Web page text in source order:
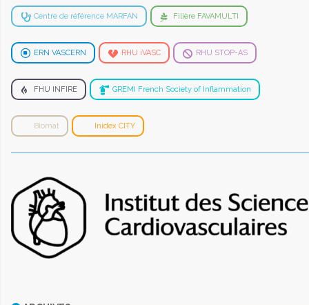
Centre de référence MARFAN Filière FAVAMULTI
ERN VASCERN RHU iVASC RHU STOP-AS
FHU INFIRE GREMI French Society of Inflammation
Biomat Inidex CITY